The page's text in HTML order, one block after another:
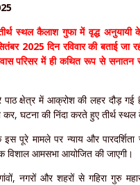
स्थल कैलाश गुफा में वृद्ध
2025 दिन रविवार की बताई जा रही
परिसर में ही कथित रूप से सनातन
क्षेत्र में आक्रोश की लहर दौड़ गई
घटना की निंदा करते हुए तीर्थ
इस पूरे मामले पर न्याय और
विशाल आमसभा आयोजित की जाएगी।
नगरों और शहरों से गहिरा गुरु